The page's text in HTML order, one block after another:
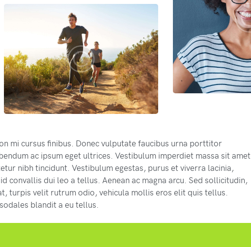
mi cursus finibus. Donec vulputate faucibus urna porttitor
ac ipsum eget ultrices. Vestibulum imperdiet massa sit amet
nibh tincidunt. Vestibulum egestas, purus et viverra lacinia,
convallis dui leo a tellus. Aenean ac magna arcu. Sed sollicitudin,
turpis velit rutrum odio, vehicula mollis eros elit quis tellus.
blandit a eu tellus.